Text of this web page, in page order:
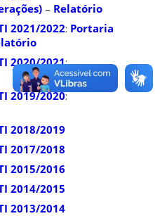
– Relatório
2021/2022: Portaria
2020/2021:
2019/2020:
2018/2019
2017/2018
2015/2016
2014/2015
2013/2014